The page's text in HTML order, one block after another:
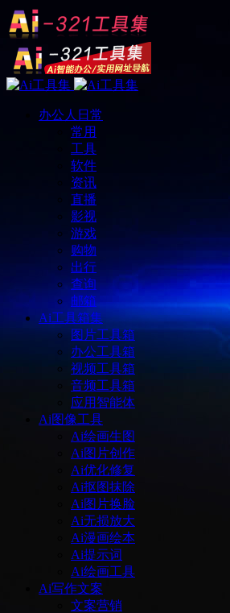
办公人日常
常用
工具
软件
资讯
直播
影视
游戏
购物
出行
查询
邮箱
Ai工具箱集
图片工具箱
办公工具箱
视频工具箱
音频工具箱
应用智能体
Ai图像工具
Ai绘画生图
Ai图片创作
Ai优化修复
Ai抠图抹除
Ai图片换脸
Ai无损放大
Ai漫画绘本
Ai提示词
Ai绘画工具
Ai写作文案
文案营销